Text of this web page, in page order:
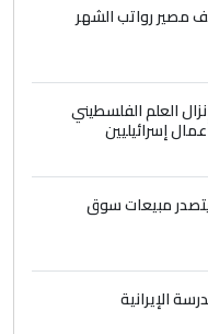
حسين سل
5
كلام
للإنسان
...
بلاد
رواتب الشهر
العلم الفلسطيني
إسرائيليين
مبيعات سوق
الإيرانية